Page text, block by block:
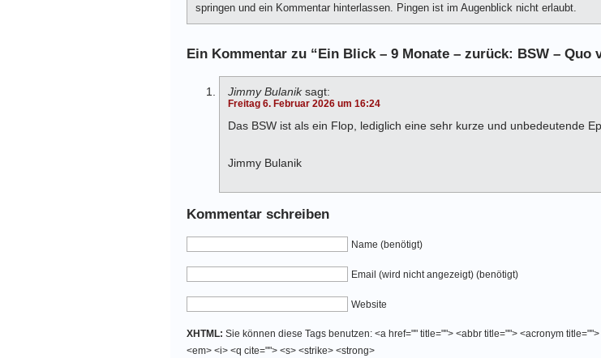
springen und ein Kommentar hinterlassen. Pingen ist im Augenblick nicht erlaubt.
Ein Kommentar zu “Ein Blick – 9 Monate – zurück: BSW – Quo
Jimmy Bulaniksagt:
Freitag 6. Februar 2026 um 16:24
Das BSW ist als ein Flop, lediglich eine sehr kurze und unbedeutende
Jimmy Bulanik
Kommentar schreiben
Name (benötigt)
Email (wird nicht angezeigt) (benötigt)
Website
XHTML: Sie können diese Tags benutzen: <a href="" title=""> <abbr title=""> <acronym
<em> <i> <q cite=""> <s> <strike> <strong>